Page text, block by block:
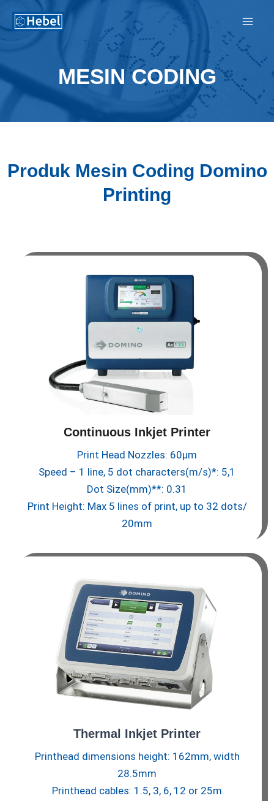
ke
MESIN CODING
Produk Mesin Coding Domino
Printing
Continuous Inkjet Printer
Print Head Nozzles: 60µm
Speed – 1 line, 5 dot characters(m/s)*: 5,1
Dot Size(mm)**: 0.31
Print Height: Max 5 lines of print, up to 32 dots/
20mm
Thermal Inkjet Printer
Printhead dimensions height: 162mm, width
28.5mm
Printhead cables: 1.5, 3, 6, 12 or 25m